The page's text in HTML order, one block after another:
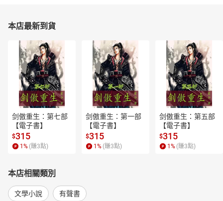
本店最新到貨
剑傲重生：第七部
【電子書】
$315
1 % (賺3點)
剑傲重生：第一部
【電子書】
$315
1 % (賺3點)
剑傲重生：第五部
【電子書】
$315
1 % (賺3點)
本店相關類別
文學小說 有聲書